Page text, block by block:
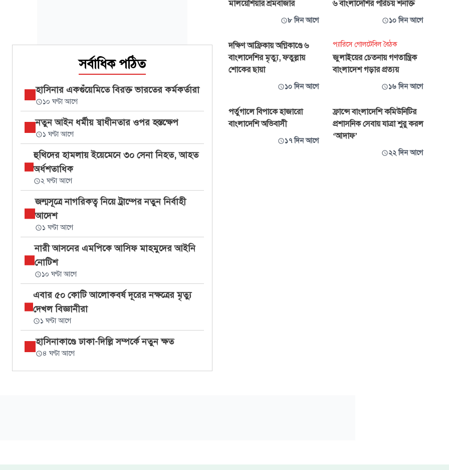
সর্বাধিক পঠিত
হাসিনার একগুঁয়েমিতে বিরক্ত ভারতের কর্মকর্তারা
১০ ঘণ্টা আগে
নতুন আইন ধর্মীয় স্বাধীনতার ওপর হস্তক্ষেপ
১ ঘণ্টা আগে
হুথিদের হামলায় ইয়েমেনে ৩০ সেনা নিহত, আহত
অর্ধশতাধিক
২ ঘণ্টা আগে
জন্মসূত্রে নাগরিকত্ব নিয়ে ট্রাম্পের নতুন নির্বাহী
আদেশ
১ ঘণ্টা আগে
নারী আসনের এমপিকে আসিফ মাহমুদের আইনি
নোটিশ
১০ ঘণ্টা আগে
এবার ৫০ কোটি আলোকবর্ষ দূরের নক্ষত্রের মৃত্যু
দেখল বিজ্ঞানীরা
১ ঘণ্টা আগে
হাসিনাকাণ্ডে ঢাকা-দিল্লি সম্পর্কে নতুন ক্ষত
৪ ঘণ্টা আগে
মালয়েশিয়ার শ্রমবাজার
৮ দিন আগে
৬ বাংলাদেশির পরিচয় শনাক্ত
১০ দিন আগে
দক্ষিণ আফ্রিকায় অগ্নিকাণ্ডে ৬
বাংলাদেশির মৃত্যু, ফতুল্লায়
শোকের ছায়া
১০ দিন আগে
প্যারিসে গোলটেবিল বৈঠক
জুলাইয়ের চেতনায় গণতান্ত্রিক
বাংলাদেশ গড়ার প্রত্যয়
১৬ দিন আগে
পর্তুগালে বিপাকে হাজারো
বাংলাদেশি অভিবাসী
১৭ দিন আগে
ফ্রান্সে বাংলাদেশি কমিউনিটির
প্রশাসনিক সেবায় যাত্রা শুরু করল
‘আদাফ’
২২ দিন আগে